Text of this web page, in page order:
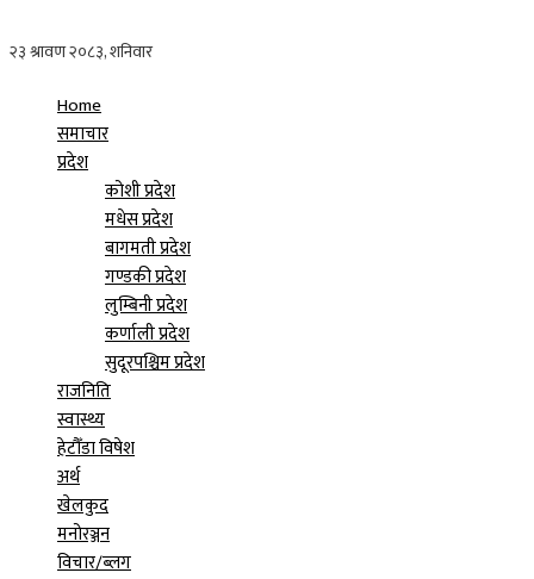
Home
समाचार
प्रदेश
कोशी प्रदेश
मधेस प्रदेश
बागमती प्रदेश
गण्डकी प्रदेश
लुम्बिनी प्रदेश
कर्णाली प्रदेश
सुदूरपश्चिम प्रदेश
राजनिति
स्वास्थ्य
हेटौँडा विषेश
अर्थ
खेलकुद
मनोरञ्जन
विचार/ब्लग